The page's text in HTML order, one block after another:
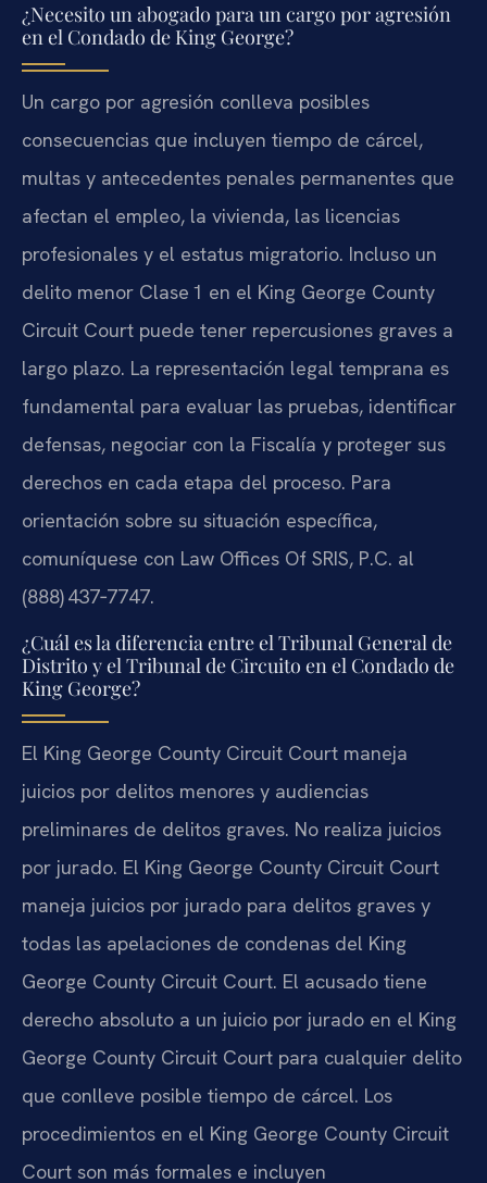
¿Necesito un abogado para un cargo por agresión
en el Condado de King George?
Un cargo por agresión conlleva posibles
consecuencias que incluyen tiempo de cárcel,
multas y antecedentes penales permanentes que
afectan el empleo, la vivienda, las licencias
profesionales y el estatus migratorio. Incluso un
delito menor Clase 1 en el King George County
Circuit Court puede tener repercusiones graves a
largo plazo. La representación legal temprana es
fundamental para evaluar las pruebas, identificar
defensas, negociar con la Fiscalía y proteger sus
derechos en cada etapa del proceso. Para
orientación sobre su situación específica,
comuníquese con Law Offices Of SRIS, P.C. al
(888) 437‑7747.
¿Cuál es la diferencia entre el Tribunal General de
Distrito y el Tribunal de Circuito en el Condado de
King George?
El King George County Circuit Court maneja
juicios por delitos menores y audiencias
preliminares de delitos graves. No realiza juicios
por jurado. El King George County Circuit Court
maneja juicios por jurado para delitos graves y
todas las apelaciones de condenas del King
George County Circuit Court. El acusado tiene
derecho absoluto a un juicio por jurado en el King
George County Circuit Court para cualquier delito
que conlleve posible tiempo de cárcel. Los
procedimientos en el King George County Circuit
Court son más formales e incluyen